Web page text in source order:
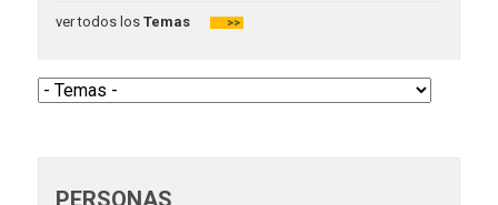
ver todos losTemas >>